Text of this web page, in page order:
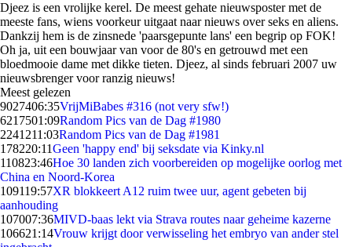
Djeez is een vrolijke kerel. De meest gehate nieuwsposter met de
meeste fans, wiens voorkeur uitgaat naar nieuws over seks en aliens.
Dankzij hem is de zinsnede 'paarsgepunte lans' een begrip op FOK!
Oh ja, uit een bouwjaar van voor de 80's en getrouwd met een
bloedmooie dame met dikke tieten. Djeez, al sinds februari 2007 uw
nieuwsbrenger voor ranzig nieuws!
Meest gelezen
9027406:35VrijMiBabes #316 (not very sfw!)
6217501:09Random Pics van de Dag #1980
2241211:03Random Pics van de Dag #1981
178220:11Geen 'happy end' bij seksdate via Kinky.nl
110823:46Hoe 30 landen zich voorbereiden op mogelijke oorlog met
China en Noord-Korea
109119:57XR blokkeert A12 ruim twee uur, agent gebeten bij
aanhouding
107007:36MIVD-baas lekt via Strava routes naar geheime kazerne
106621:14Vrouw krijgt door verwisseling het embryo van ander stel